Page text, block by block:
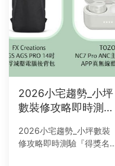
2026小宅趨勢_小坪
數裝修攻略即時測驗
2026小宅趨勢_小坪數裝
修攻略即時測驗『得獎名